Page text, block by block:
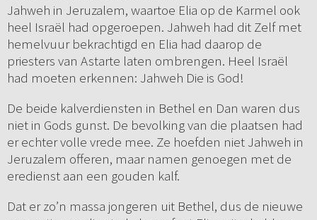
Jahweh in Jeruzalem, waartoe Elia op de Karmel ook
heel Israël had opgeroepen. Jahweh had dit Zelf met
hemelvuur bekrachtigd en Elia had daarop de
priesters van Astarte laten ombrengen. Heel Israël
had moeten erkennen: Jahweh Die is God!
De beide kalverdiensten in Bethel en Dan waren dus
niet in Gods gunst. De bevolking van die plaatsen had
er echter volle vrede mee. Ze hoefden niet Jahweh in
Jeruzalem offeren, maar namen genoegen met de
eredienst aan een gouden kalf.
Dat er zo’n massa jongeren uit Bethel, dus de nieuwe